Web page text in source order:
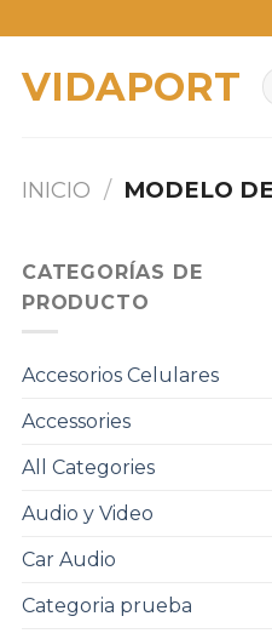
VIDAPORT
INICIO / MODELO
CATEGORÍAS DE
PRODUCTO
Accesorios Celulares
Accessories
All Categories
Audio y Video
Car Audio
Categoria prueba